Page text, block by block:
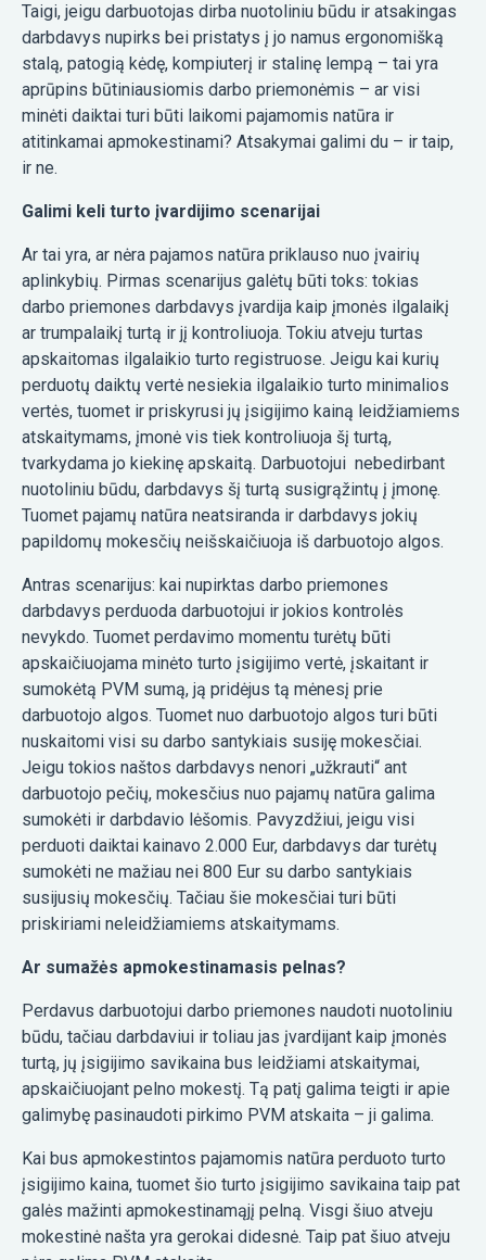
Taigi, jeigu darbuotojas dirba nuotoliniu būdu ir atsakingas
darbdavys nupirks bei pristatys į jo namus ergonomišką
stalą, patogią kėdę, kompiuterį ir stalinę lempą – tai yra
aprūpins būtiniausiomis darbo priemonėmis – ar visi
minėti daiktai turi būti laikomi pajamomis natūra ir
atitinkamai apmokestinami? Atsakymai galimi du – ir taip,
ir ne.
Galimi keli turto įvardijimo scenarijai
Ar tai yra, ar nėra pajamos natūra priklauso nuo įvairių
aplinkybių. Pirmas scenarijus galėtų būti toks: tokias
darbo priemones darbdavys įvardija kaip įmonės ilgalaikį
ar trumpalaikį turtą ir jį kontroliuoja. Tokiu atveju turtas
apskaitomas ilgalaikio turto registruose. Jeigu kai kurių
perduotų daiktų vertė nesiekia ilgalaikio turto minimalios
vertės, tuomet ir priskyrusi jų įsigijimo kainą leidžiamiems
atskaitymams, įmonė vis tiek kontroliuoja šį turtą,
tvarkydama jo kiekinę apskaitą. Darbuotojui nebedirbant
nuotoliniu būdu, darbdavys šį turtą susigrąžintų į įmonę.
Tuomet pajamų natūra neatsiranda ir darbdavys jokių
papildomų mokesčių neišskaičiuoja iš darbuotojo algos.
Antras scenarijus: kai nupirktas darbo priemones
darbdavys perduoda darbuotojui ir jokios kontrolės
nevykdo. Tuomet perdavimo momentu turėtų būti
apskaičiuojama minėto turto įsigijimo vertė, įskaitant ir
sumokėtą PVM sumą, ją pridėjus tą mėnesį prie
darbuotojo algos. Tuomet nuo darbuotojo algos turi būti
nuskaitomi visi su darbo santykiais susiję mokesčiai.
Jeigu tokios naštos darbdavys nenori „užkrauti“ ant
darbuotojo pečių, mokesčius nuo pajamų natūra galima
sumokėti ir darbdavio lėšomis. Pavyzdžiui, jeigu visi
perduoti daiktai kainavo 2.000 Eur, darbdavys dar turėtų
sumokėti ne mažiau nei 800 Eur su darbo santykiais
susijusių mokesčių. Tačiau šie mokesčiai turi būti
priskiriami neleidžiamiems atskaitymams.
Ar sumažės apmokestinamasis pelnas?
Perdavus darbuotojui darbo priemones naudoti nuotoliniu
būdu, tačiau darbdaviui ir toliau jas įvardijant kaip įmonės
turtą, jų įsigijimo savikaina bus leidžiami atskaitymai,
apskaičiuojant pelno mokestį. Tą patį galima teigti ir apie
galimybę pasinaudoti pirkimo PVM atskaita – ji galima.
Kai bus apmokestintos pajamomis natūra perduoto turto
įsigijimo kaina, tuomet šio turto įsigijimo savikaina taip pat
galės mažinti apmokestinamąjį pelną. Visgi šiuo atveju
mokestinė našta yra gerokai didesnė. Taip pat šiuo atveju